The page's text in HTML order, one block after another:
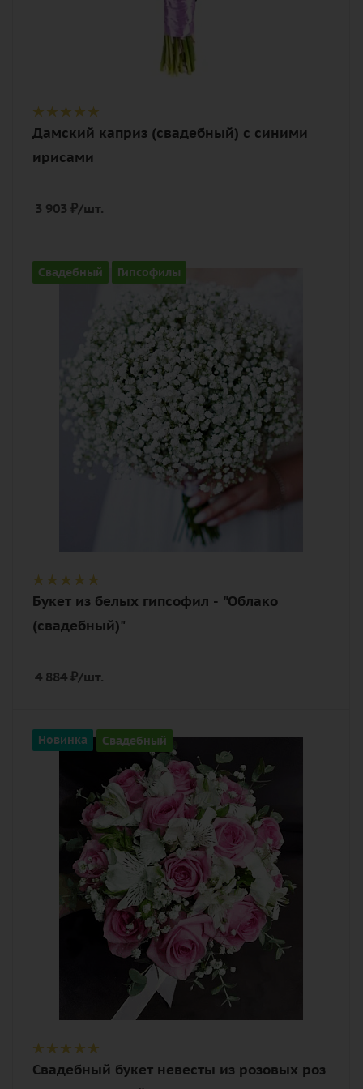
Дамский каприз (свадебный) с синими
ирисами
3 903 ₽/шт.
Свадебный Гипсофилы
Количество
15
Описание
гипсофилы, лента
Букет из белых гипсофил - "Облако
(свадебный)"
4 884 ₽/шт.
Новинка Свадебный
Цвет
белый, розовый
Описание
альстромерия, гипсофилы, роза,
эвкалипт, лента
Свадебный букет невесты из розовых роз